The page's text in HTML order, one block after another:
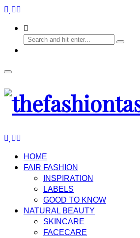
HOME
FAIR FASHION
INSPIRATION
LABELS
GOOD TO KNOW
NATURAL BEAUTY
SKINCARE
FACECARE